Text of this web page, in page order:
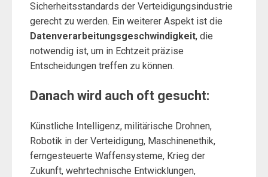
Sicherheitsstandards der Verteidigungsindustrie
gerecht zu werden. Ein weiterer Aspekt ist die
Datenverarbeitungsgeschwindigkeit, die
notwendig ist, um in Echtzeit präzise
Entscheidungen treffen zu können.
Danach wird auch oft gesucht:
Künstliche Intelligenz, militärische Drohnen,
Robotik in der Verteidigung, Maschinenethik,
ferngesteuerte Waffensysteme, Krieg der
Zukunft, wehrtechnische Entwicklungen,